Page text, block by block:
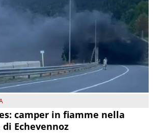
camper in fiamme nella
Echevennoz